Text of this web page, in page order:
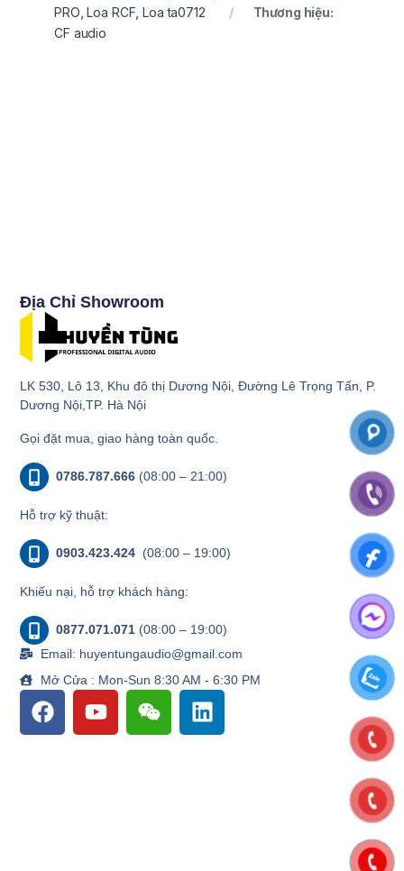
PRO ,Loa RCF ,Loa ta0712
Thương hiệu:
CF audio
Địa Chỉ Showroom
LK 530, Lô 13, Khu đô thị Dương Nội, Đường Lê Trọng Tấn, P.
Dương Nội,TP. Hà Nội
Gọi đặt mua, giao hàng toàn quốc.
0786.787.666 (08:00 – 21:00)
Hỗ trợ kỹ thuật:
0903.423.424 (08:00 – 19:00)
Khiếu nại, hỗ trợ khách hàng:
0877.071.071 (08:00 – 19:00)
Email: huyentungaudio@gmail.com
Mở Cửa : Mon-Sun 8:30 AM - 6:30 PM